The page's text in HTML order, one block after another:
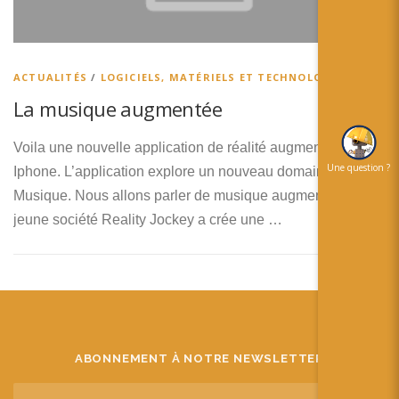
日本語
Español
ACTUALITÉS / LOGICIELS, MATÉRIELS ET TECHNOLOGIES
La musique augmentée
Voila une nouvelle application de réalité augmentée sur
Iphone. L’application explore un nouveau domaine la
Musique. Nous allons parler de musique augmentée. La
jeune société Reality Jockey a crée une …
ABONNEMENT À NOTRE NEWSLETTER
Une question ?